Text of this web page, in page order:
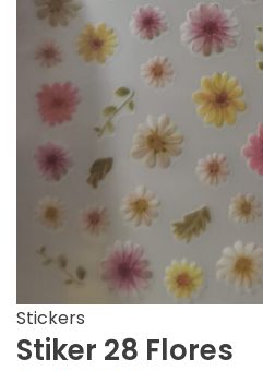
Stickers
Stiker 28 Flores